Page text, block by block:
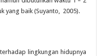
yang baik (Suyanto, 2005).
lingkungan hidupnya